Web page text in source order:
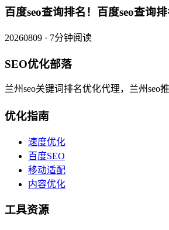
百度seo查询排名！百度seo查询
20260809 · 7分钟阅读
SEO优化部落
兰州seo关键词排名优化代理，兰州seo
优化指南
速度优化
百度SEO
移动适配
内容优化
工具资源